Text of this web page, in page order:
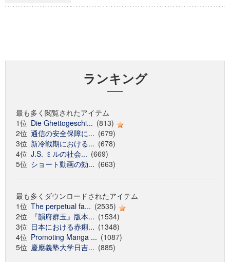
ランキング
最も多く閲覧されたアイテム
1位 Die Ghettogeschi... (813)
2位 通信の安全保障に... (679)
3位 新冷戦期における... (678)
4位 J.S. ミルの社会... (669)
5位 ショート動画の効... (663)
最も多くダウンロードされたアイテム
1位 The perpetual fa... (2535)
2位
『韻府群玉』版本... (1534)
3位 日本における赤痢... (1348)
4位 Promoting Manga ... (1087)
5位 慶應義塾大学日吉... (885)